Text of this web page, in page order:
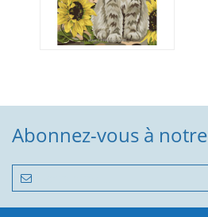
Abonnez-vous à notre